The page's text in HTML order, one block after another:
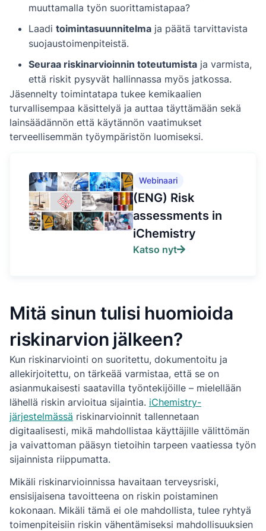
muuttamalla työn suorittamistapaa?
Laadi toimintasuunnitelma ja päätä tarvittavista
suojaustoimenpiteistä.
Seuraa riskinarvioinnin toteutumista ja varmista,
että riskit pysyvät hallinnassa myös jatkossa.
Jäsennelty toimintatapa tukee kemikaalien
turvallisempaa käsittelyä ja auttaa täyttämään sekä
lainsäädännön että käytännön vaatimukset
terveellisemmän työympäristön luomiseksi.
Webinaari
(ENG) Risk
assessments in
iChemistry
Katso nyt
Mitä sinun tulisi huomioida
riskinarvion jälkeen?
Kun riskinarviointi on suoritettu, dokumentoitu ja
allekirjoitettu, on tärkeää varmistaa, että se on
asianmukaisesti saatavilla työntekijöille – mielellään
lähellä riskin arvioitua sijaintia. iChemistry-
järjestelmässä riskinarvioinnit tallennetaan
digitaalisesti, mikä mahdollistaa käyttäjille välittömän
ja vaivattoman pääsyn tietoihin tarpeen vaatiessa työn
sijainnista riippumatta.
Mikäli riskinarvioinnissa havaitaan terveysriski,
ensisijaisena tavoitteena on riskin poistaminen
kokonaan. Mikäli tämä ei ole mahdollista, tulee ryhtyä
toimenpiteisiin riskin vähentämiseksi mahdollisuuksien